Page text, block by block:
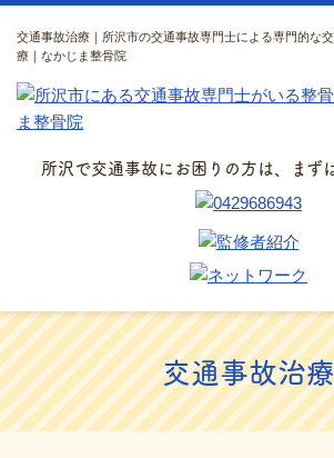
交通事故治療｜所沢市の交通事故専門士による専門的な
療｜なかじま整骨院
所沢で交通事故にお困りの方は、まず
交通事故治療